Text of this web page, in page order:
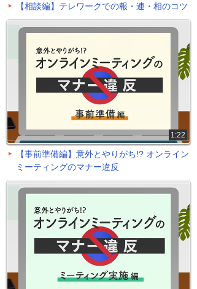
【相談編】テレワークでの報・連・相のコツ
1:22
【事前準備編】意外とやりがち!? オンライン
ミーティングのマナー違反